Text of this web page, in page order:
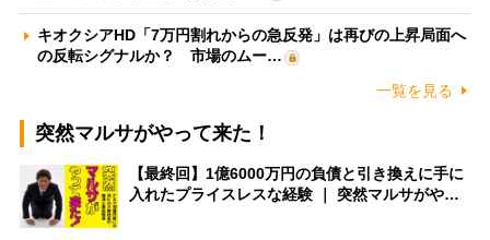
キオクシアHD「7万円割れからの急反発」は再びの上昇局面へ
の反転シグナルか？ 市場のムー…
一覧を見る
突然マルサがやって来た！
【最終回】1億6000万円の負債と引き換えに手に
入れたプライスレスな経験 ｜ 突然マルサがや…